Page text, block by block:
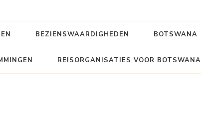
BEZIENSWAARDIGHEDEN BOTSWANA
REISORGANISATIES VOOR BOTSWANA